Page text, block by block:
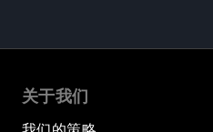
关于我们